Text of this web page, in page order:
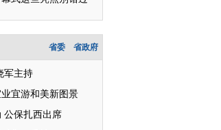
省政府
省委
军主持
宜游和美新图景
公保扎西出席